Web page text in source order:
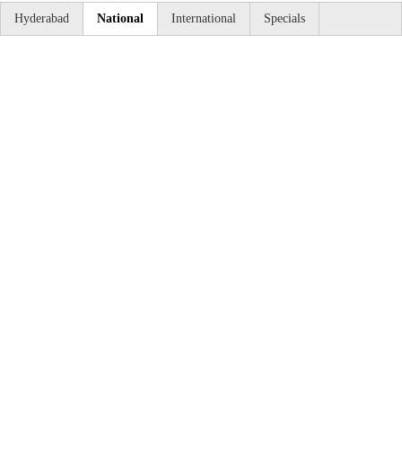
Hyderabad National International Specials